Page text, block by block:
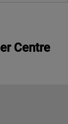
Centre